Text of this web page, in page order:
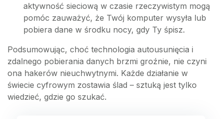
aktywność sieciową w czasie rzeczywistym mogą
pomóc zauważyć, że Twój komputer wysyła lub
pobiera dane w środku nocy, gdy Ty śpisz.
Podsumowując, choć technologia autousunięcia i
zdalnego pobierania danych brzmi groźnie, nie czyni
ona hakerów nieuchwytnymi. Każde działanie w
świecie cyfrowym zostawia ślad – sztuką jest tylko
wiedzieć, gdzie go szukać.